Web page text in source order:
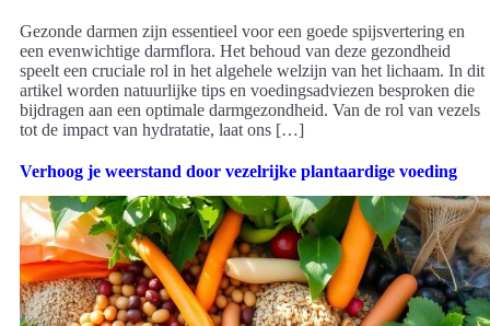
Gezonde darmen zijn essentieel voor een goede spijsvertering en
een evenwichtige darmflora. Het behoud van deze gezondheid
speelt een cruciale rol in het algehele welzijn van het lichaam. In dit
artikel worden natuurlijke tips en voedingsadviezen besproken die
bijdragen aan een optimale darmgezondheid. Van de rol van vezels
tot de impact van hydratatie, laat ons […]
Verhoog je weerstand door vezelrijke plantaardige voeding